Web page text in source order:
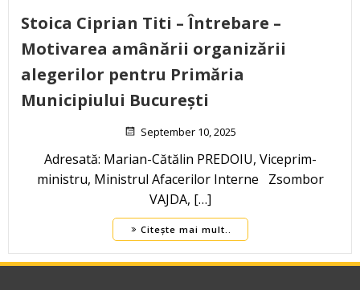
Stoica Ciprian Titi – Întrebare –
Motivarea amânării organizării
alegerilor pentru Primăria
Municipiului București
September 10, 2025
Adresată: Marian-Cătălin PREDOIU, Viceprim-
ministru, Ministrul Afacerilor Interne Zsombor
VAJDA, […]
Citește mai mult..